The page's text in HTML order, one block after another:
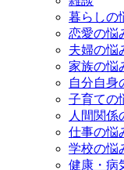
暮らしの
恋愛の悩
夫婦の悩
家族の悩
自分自身
子育ての
人間関係
仕事の悩
学校の悩
健康・病